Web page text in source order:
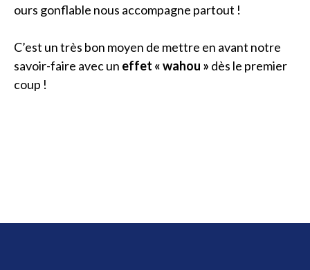
ours gonflable nous accompagne partout !
C’est un très bon moyen de mettre en avant notre
savoir-faire avec un effet « wahou » dès le premier
coup !